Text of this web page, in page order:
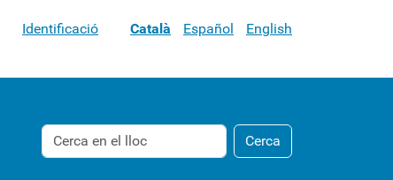
Identificació Català Español English
Cerca Cerca
Cerca
avançada…